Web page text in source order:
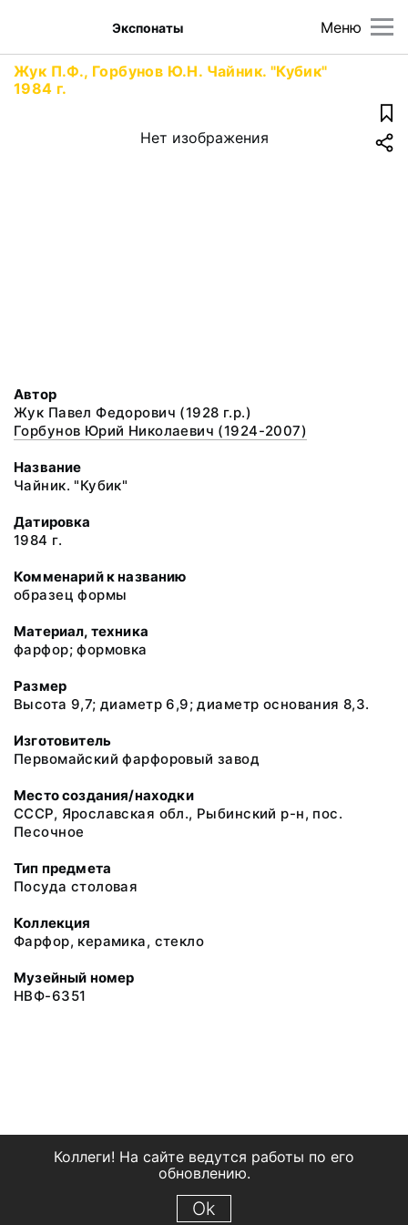
Меню
Экспонаты
Жук П.Ф., Горбунов Ю.Н. Чайник. "Кубик"
1984 г.
Нет изображения
Автор
Жук Павел Федорович (1928 г.р.)
Горбунов Юрий Николаевич (1924-2007)
Название
Чайник. "Кубик"
Датировка
1984 г.
Комменарий к названию
образец формы
Материал, техника
фарфор; формовка
Размер
Высота 9,7; диаметр 6,9; диаметр основания 8,3.
Изготовитель
Первомайский фарфоровый завод
Место создания/находки
СССР, Ярославская обл., Рыбинский р-н, пос.
Песочное
Тип предмета
Посуда столовая
Коллекция
Фарфор, керамика, стекло
Музейный номер
НВФ-6351
Коллеги! На сайте ведутся работы по его
обновлению.
Ok